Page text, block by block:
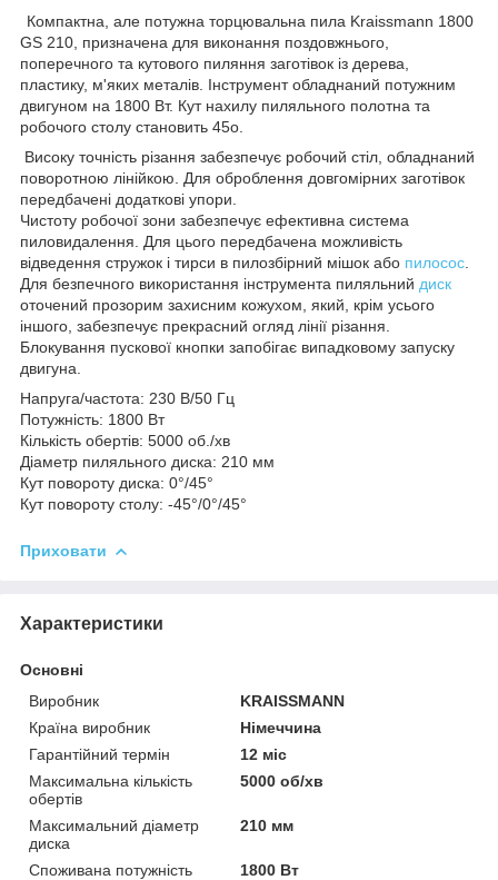
Компактна, але потужна торцювальна пила Kraissmann 1800
GS 210, призначена для виконання поздовжнього,
поперечного та кутового пиляння заготівок із дерева,
пластику, м'яких металів. Інструмент обладнаний потужним
двигуном на 1800 Вт. Кут нахилу пиляльного полотна та
робочого столу становить 45o.
Високу точність різання забезпечує робочий стіл, обладнаний
поворотною лінійкою. Для оброблення довгомірних заготівок
передбачені додаткові упори.
Чистоту робочої зони забезпечує ефективна система
пиловидалення. Для цього передбачена можливість
відведення стружок і тирси в пилозбірний мішок або пилосос
Для безпечного використання інструмента пиляльний диск
оточений прозорим захисним кожухом, який, крім усього
іншого, забезпечує прекрасний огляд лінії різання.
Блокування пускової кнопки запобігає випадковому запуску
двигуна.
Напруга/частота: 230 В/50 Гц
Потужність: 1800 Вт
Кількість обертів: 5000 об./хв
Діаметр пиляльного диска: 210 мм
Кут повороту диска: 0°/45°
Кут повороту столу: -45°/0°/45°
Приховати
Характеристики
Основні
Виробник
KRAISSMANN
Країна виробник
Німеччина
Гарантійний термін
12 міс
Максимальна кількість
обертів
5000 об/хв
Максимальний діаметр
диска
210 мм
Споживана потужність
1800 Вт